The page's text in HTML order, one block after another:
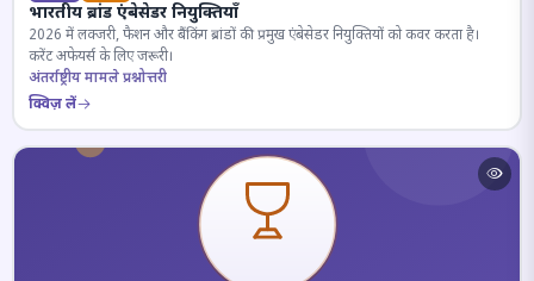
भारतीय ब्रांड एंबेसेडर नियुक्तियाँ
2026 में लक्जरी, फैशन और बैंकिंग ब्रांडों की प्रमुख एंबेसेडर नियुक्तियों को कवर करता है।
करेंट अफेयर्स के लिए जरूरी।
अंतर्राष्ट्रीय मामले प्रश्नोत्तरी
क्विज़ लें